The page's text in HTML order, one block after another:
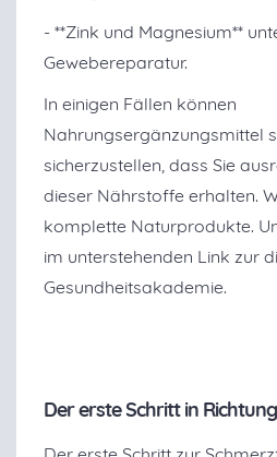
- **Zink und Magnesium**
Gewebereparatur.
In einigen Fällen können
Nahrungsergänzungsmittel
sicherzustellen, dass Sie
dieser Nährstoffe erhalten.
komplette Naturprodukte.
im unterstehenden Link zur
Gesundheitsakademie.
Der erste Schritt in